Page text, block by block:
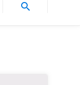
search